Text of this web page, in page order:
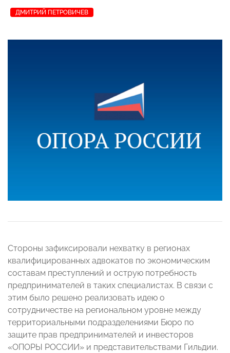
ДМИТРИЙ ПЕТРОВИЧЕВ
Стороны зафиксировали нехватку в регионах
квалифицированных адвокатов по экономическим
составам преступлений и острую потребность
предпринимателей в таких специалистах. В связи с
этим было решено реализовать идею о
сотрудничестве на региональном уровне между
территориальными подразделениями Бюро по
защите прав предпринимателей и инвесторов
«ОПОРЫ РОССИИ» и представительствами Гильдии.